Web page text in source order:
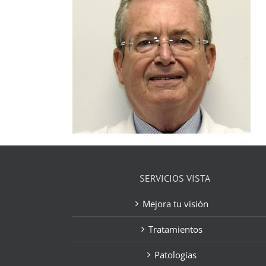
SERVICIOS VISTA
Mejora tu visión
Tratamientos
Patologías